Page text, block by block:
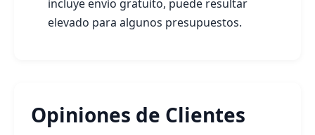
incluye envío gratuito, puede resultar
elevado para algunos presupuestos.
Opiniones de Clientes